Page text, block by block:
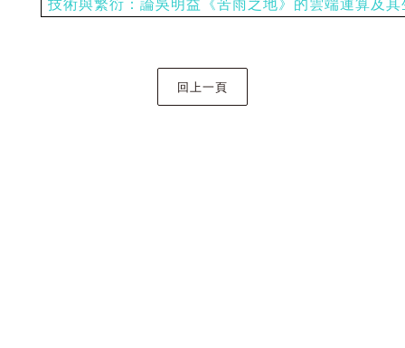
技術與繁衍：論吳明益《苦雨之地》的雲端運算及其